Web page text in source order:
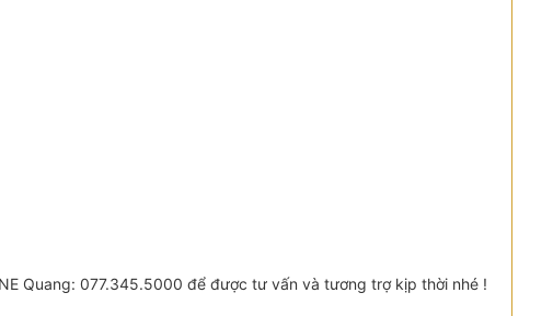
Quang: 077.345.5000 để được tư vấn và tương trợ kịp thời nhé !